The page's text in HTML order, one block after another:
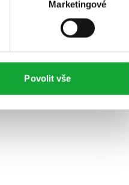
Marketingové
Povolit vše